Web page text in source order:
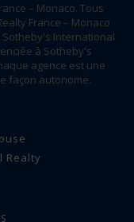
– Monaco. Tous
France – Monaco
Sotheby's International
à Sotheby's
agence est une
façon autonome.
Realty